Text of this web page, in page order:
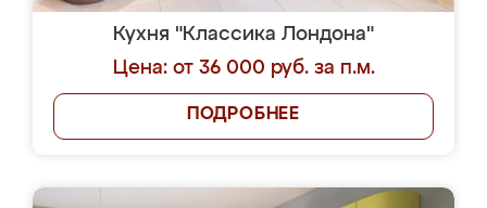
Кухня "Классика Лондона"
Цена: от 36 000 руб. за п.м.
ПОДРОБНЕЕ